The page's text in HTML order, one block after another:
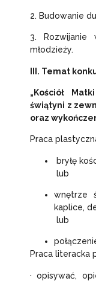
2. Budowanie
3. Rozwijanie
młodzieży.
III. Temat
„Kościół
świątyni z
oraz
Praca
bryłę
lub
wnętrze
kaplice,
lub
Praca literacka
· opisywać,